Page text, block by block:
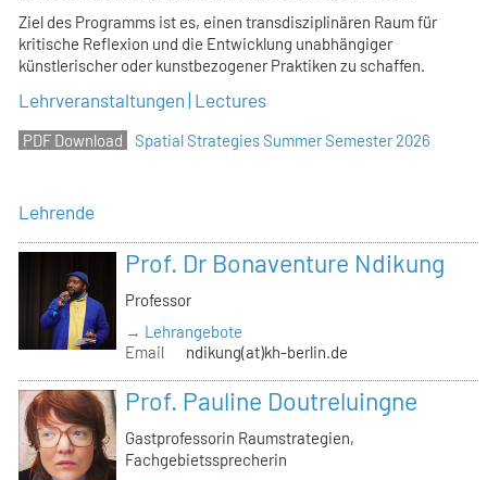
Ziel des Programms ist es, einen transdisziplinären Raum für
kritische Reflexion und die Entwicklung unabhängiger
künstlerischer oder kunstbezogener Praktiken zu schaffen.
Lehrveranstaltungen | Lectures
Spatial Strategies Summer Semester 2026
Lehrende
Prof. Dr Bonaventure Ndikung
Professor
→ Lehrangebote
Email
ndikung(at)kh-berlin.de
Prof. Pauline Doutreluingne
Gastprofessorin Raumstrategien,
Fachgebietssprecherin